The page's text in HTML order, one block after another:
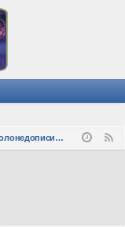
Околонедописишности